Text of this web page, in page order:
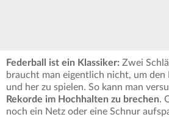
Federball ist ein Klassiker: Zwei
braucht man eigentlich nicht, um den
und her zu spielen. So kann man
Rekorde im Hochhalten zu brechen.
noch ein Netz oder eine Schnur